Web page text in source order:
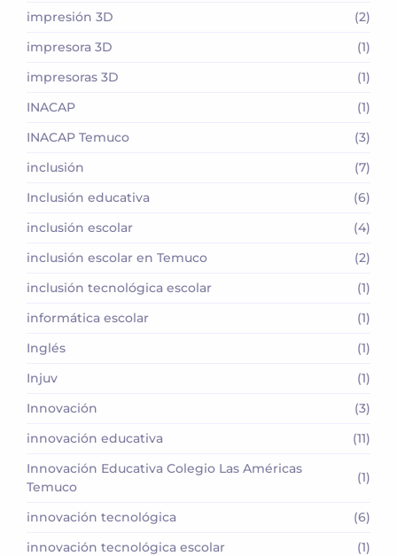
impresión 3D
(2)
impresora 3D
(1)
impresoras 3D
(1)
INACAP
(1)
INACAP Temuco
(3)
inclusión
(7)
Inclusión educativa
(6)
inclusión escolar
(4)
inclusión escolar en Temuco
(2)
inclusión tecnológica escolar
(1)
informática escolar
(1)
Inglés
(1)
Injuv
(1)
Innovación
(3)
innovación educativa
(11)
Innovación Educativa Colegio Las Américas
Temuco
(1)
innovación tecnológica
(6)
innovación tecnológica escolar
(1)